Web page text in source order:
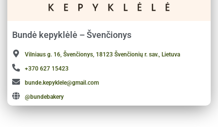
Bundė kepyklėlė – Švenčionys
Vilniaus g. 16, Švenčionys, 18123 Švenčionių r. sav., Lietuva
+370 627 15423
bunde.kepyklele@gmail.com
@bundebakery